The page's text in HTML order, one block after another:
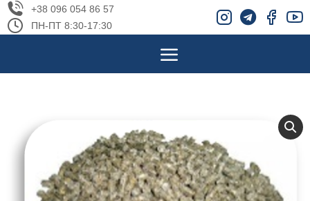
+38 096 054 86 57
ПН-ПТ 8:30-17:30